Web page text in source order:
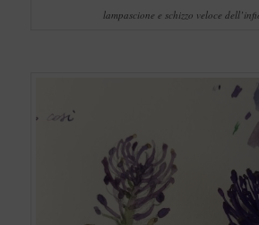
lampascione e schizzo veloce